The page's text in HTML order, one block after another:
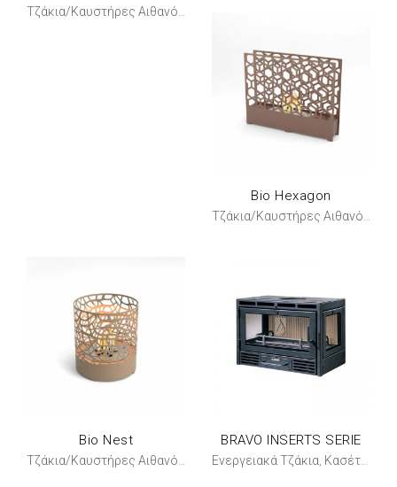
Τζάκια/Καυστήρες Αιθανόλης
Bio Hexagon
Τζάκια/Καυστήρες Αιθανόλης
Bio Nest
Τζάκια/Καυστήρες Αιθανόλης
BRAVO INSERTS SERIE
Ενεργειακά Τζάκια, Κασέτα αερόθερμη